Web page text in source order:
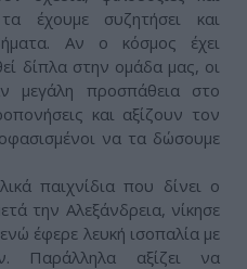
έχουμε συζητήσει και
Αν ο κόσμος έχει
δίπλα στην ομάδα μας, οι
μεγάλη προσπάθεια στο
και αξίζουν τον
να τα δώσουμε
παιχνίδια που δίνει ο
την Αλεξάνδρεια, νίκησε
έφερε λευκή ισοπαλία με
Παράλληλα αξίζει να